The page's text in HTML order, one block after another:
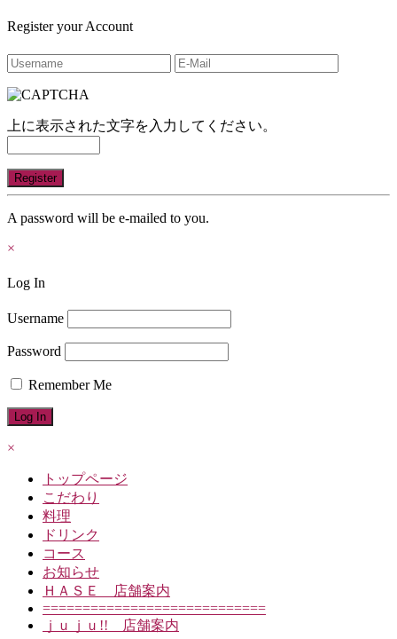
Register your Account
上に表示された文字を入力してください。
A password will be e-mailed to you.
×
Log In
Username
Password
Remember Me
×
トップページ
こだわり
料理
ドリンク
コース
お知らせ
ＨＡＳＥ 店舗案内
============================
ｊｕｊｕ!! 店舗案内